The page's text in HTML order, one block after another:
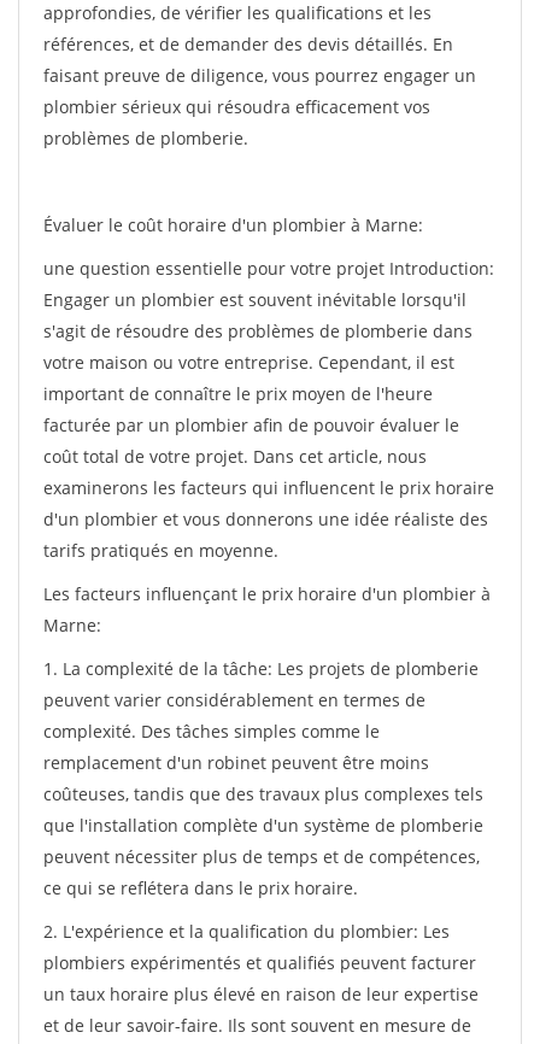
approfondies, de vérifier les qualifications et les
références, et de demander des devis détaillés. En
faisant preuve de diligence, vous pourrez engager un
plombier sérieux qui résoudra efficacement vos
problèmes de plomberie.
Évaluer le coût horaire d'un plombier à Marne:
une question essentielle pour votre projet Introduction:
Engager un plombier est souvent inévitable lorsqu'il
s'agit de résoudre des problèmes de plomberie dans
votre maison ou votre entreprise. Cependant, il est
important de connaître le prix moyen de l'heure
facturée par un plombier afin de pouvoir évaluer le
coût total de votre projet. Dans cet article, nous
examinerons les facteurs qui influencent le prix horaire
d'un plombier et vous donnerons une idée réaliste des
tarifs pratiqués en moyenne.
Les facteurs influençant le prix horaire d'un plombier à
Marne:
1. La complexité de la tâche: Les projets de plomberie
peuvent varier considérablement en termes de
complexité. Des tâches simples comme le
remplacement d'un robinet peuvent être moins
coûteuses, tandis que des travaux plus complexes tels
que l'installation complète d'un système de plomberie
peuvent nécessiter plus de temps et de compétences,
ce qui se reflétera dans le prix horaire.
2. L'expérience et la qualification du plombier: Les
plombiers expérimentés et qualifiés peuvent facturer
un taux horaire plus élevé en raison de leur expertise
et de leur savoir-faire. Ils sont souvent en mesure de